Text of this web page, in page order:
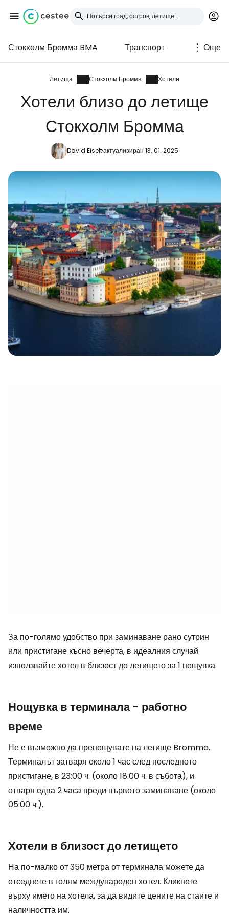
Стокхолм Бромма BMA Транспорт Още
Летища Стокхолм Бромма Хотели
Хотели близо до летище
Стокхолм Бромма
David Eiseltактуализиран 13. 01. 2025
За по-голямо удобство при заминаване рано сутрин
или пристигане късно вечерта, в идеалния случай
използвайте хотел в близост до летището за 1 нощувка.
Нощувка в терминала - работно
време
Не е възможно да пренощувате на летище Bromma.
Терминалът затваря около 1 час след последното
пристигане, в 23:00 ч. (около 18:00 ч. в събота), и
отваря едва 2 часа преди първото заминаване (около
05:00 ч.).
Хотели в близост до летището
На по-малко от 350 метра от терминала можете да
отседнете в голям международен хотел. Кликнете
върху името на хотела, за да видите цените на стаите и
наличността им.
Влезте в Cestee
... световната общност на туристите
Продължете с Google
Продължете с Facebook
Продължете с имейл